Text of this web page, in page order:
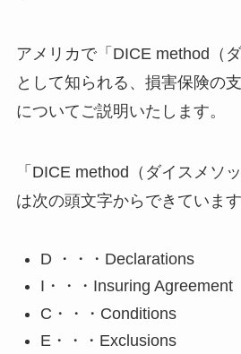
アメリカで「DICE method（
として知られる、損害保険の
についてご説明いたします。
「DICE method（ダイスメソ
は次の頭文字からできています
D ・・・Declarations
I・・・Insuring Agreement
C・・・Conditions
E・・・Exclusions